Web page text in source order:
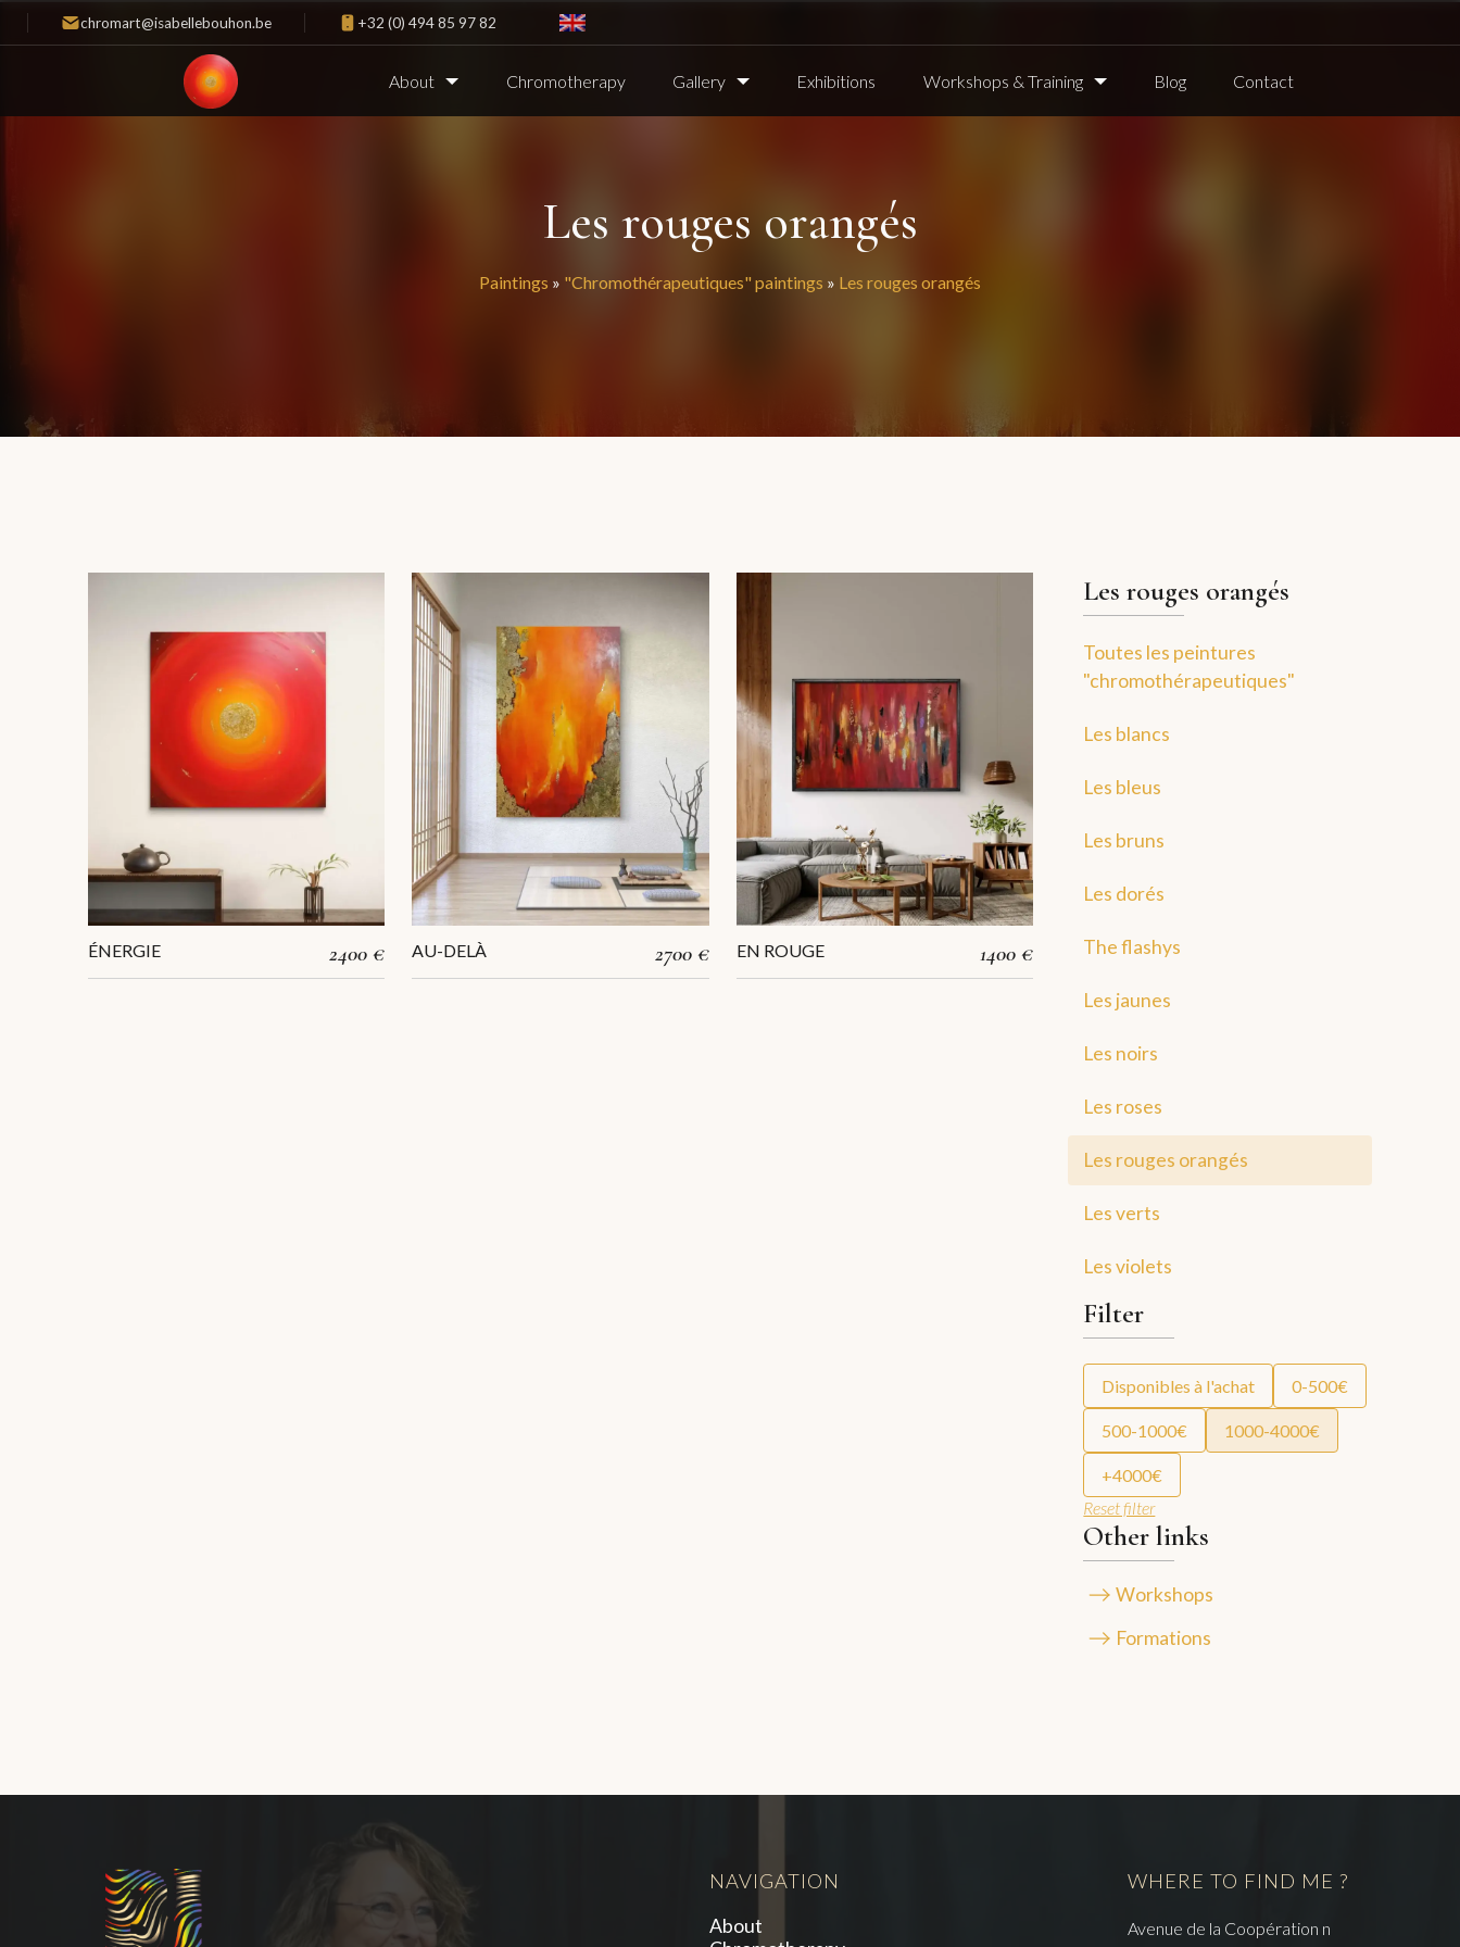
chromart@isabellebouhon.be +32 (0) 494 85 97 82
About Chromotherapy Gallery Exhibitions Workshops & Training Blog Contact
Les rouges orangés
Paintings » "Chromothérapeutiques" paintings » Les rouges orangés
ÉNERGIE 2400 € AU-DELÀ 2700 € EN ROUGE 1400 €
Les rouges orangés
Toutes les peintures
"chromothérapeutiques"
Les blancs
Les bleus
Les bruns
Les dorés
The flashys
Les jaunes
Les noirs
Les roses
Les rouges orangés
Les verts
Les violets
Filter
Disponibles à l'achat 0-500€
500-1000€ 1000-4000€
+4000€
Reset filter
Other links
Workshops
Formations
NAVIGATION
About
WHERE TO FIND ME ?
Avenue de la Coopération n